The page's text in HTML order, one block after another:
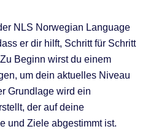
NLS Norwegian Language
er dir hilft, Schritt für Schritt
Beginn wirst du einem
um dein aktuelles Niveau
Grundlage wird ein
der auf deine
und Ziele abgestimmt ist.